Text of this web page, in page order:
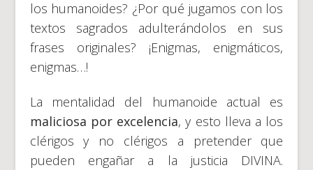
los humanoides? ¿Por qué jugamos con los
textos sagrados adulterándolos en sus
frases originales? ¡Enigmas, enigmáticos,
enigmas…!
La mentalidad del humanoide actual es
maliciosa por excelencia, y esto lleva a los
clérigos y no clérigos a pretender que
pueden engañar a la justicia DIVINA.